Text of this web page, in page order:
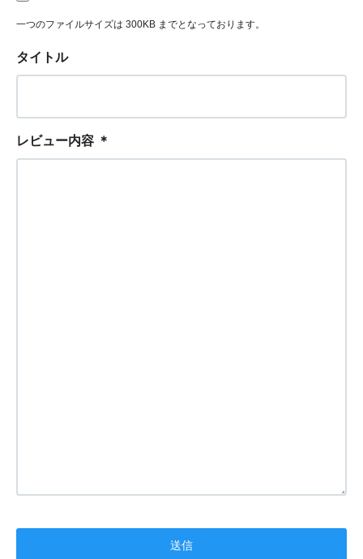
一つのファイルサイズは 300KB までとなっております。
タイトル
レビュー内容 ＊